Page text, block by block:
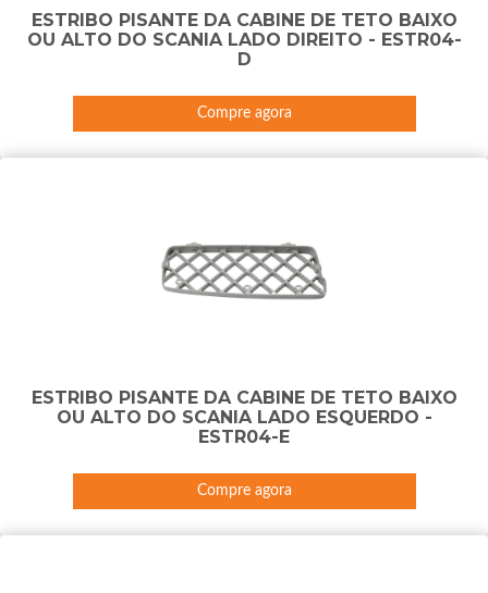
ESTRIBO PISANTE DA CABINE DE TETO BAIXO
OU ALTO DO SCANIA LADO DIREITO - ESTR04-
D
Compre agora
ESTRIBO PISANTE DA CABINE DE TETO BAIXO
OU ALTO DO SCANIA LADO ESQUERDO -
ESTR04-E
Compre agora